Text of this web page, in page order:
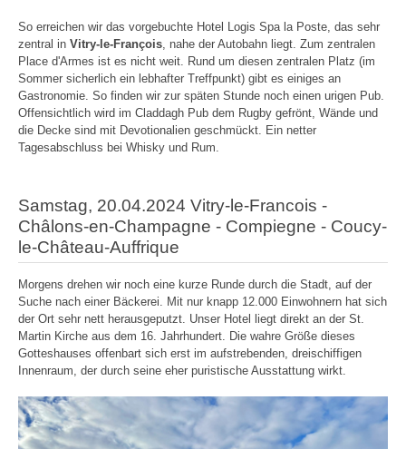
So erreichen wir das vorgebuchte Hotel Logis Spa la Poste, das sehr
zentral in Vitry-le-François , nahe der Autobahn liegt. Zum zentralen
Place d'Armes ist es nicht weit. Rund um diesen zentralen Platz (im
Sommer sicherlich ein lebhafter Treffpunkt) gibt es einiges an
Gastronomie. So finden wir zur späten Stunde noch einen urigen Pub.
Offensichtlich wird im Claddagh Pub dem Rugby gefrönt, Wände und
die Decke sind mit Devotionalien geschmückt. Ein netter
Tagesabschluss bei Whisky und Rum.
Samstag, 20.04.2024 Vitry-le-Francois -
Châlons-en-Champagne - Compiegne - Coucy-
le-Château-Auffrique
Morgens drehen wir noch eine kurze Runde durch die Stadt, auf der
Suche nach einer Bäckerei. Mit nur knapp 12.000 Einwohnern hat sich
der Ort sehr nett herausgeputzt. Unser Hotel liegt direkt an der St.
Martin Kirche aus dem 16. Jahrhundert. Die wahre Größe dieses
Gotteshauses offenbart sich erst im aufstrebenden, dreischiffigen
Innenraum, der durch seine eher puristische Ausstattung wirkt.